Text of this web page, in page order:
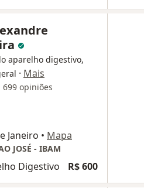
aparelho digestivo,
· Mais
699 opiniões
Janeiro • Mapa
JOSÉ - IBAM
Digestivo R$ 600